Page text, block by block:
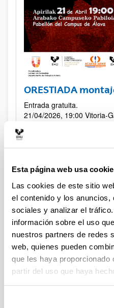
Esta página web usa
Las cookies de este sitio
el contenido y los anuncios,
sociales y analizar el
información sobre el uso
nuestros partners de redes
web, quienes pueden
que les haya proporcionado
partir del uso que haya
ORESTIADA
Entrada gratuita.
21/04/2026, 19:00 Vitoria-